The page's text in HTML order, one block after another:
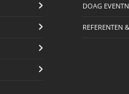
DOAG
REFERENTEN